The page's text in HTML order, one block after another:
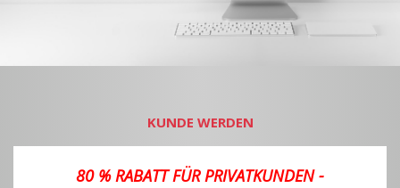
KUNDE WERDEN
80 % RABATT FÜR PRIVATKUNDEN -